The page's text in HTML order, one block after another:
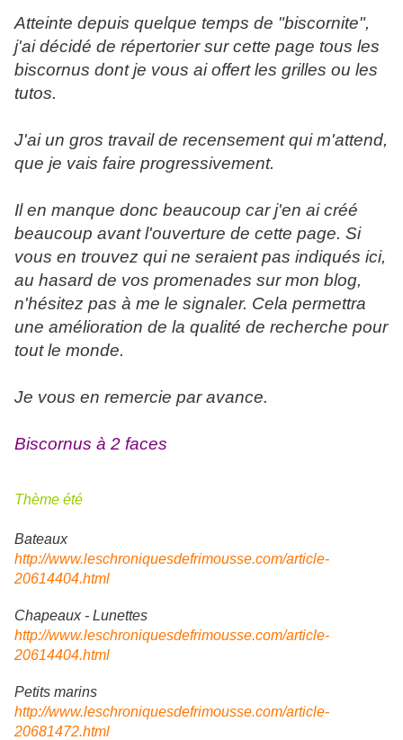
Atteinte depuis quelque temps de "biscornite",
j'ai décidé de répertorier sur cette page tous les
biscornus dont je vous ai offert les grilles ou les
tutos.
J'ai un gros travail de recensement qui m'attend,
que je vais faire progressivement.
Il en manque donc beaucoup car j'en ai créé
beaucoup avant l'ouverture de cette page. Si
vous en trouvez qui ne seraient pas indiqués ici,
au hasard de vos promenades sur mon blog,
n'hésitez pas à me le signaler. Cela permettra
une amélioration de la qualité de recherche pour
tout le monde.
Je vous en remercie par avance.
Biscornus à 2 faces
Thème été
Bateaux
http://www.leschroniquesdefrimousse.com/article-
20614404.html
Chapeaux - Lunettes
http://www.leschroniquesdefrimousse.com/article-
20614404.html
Petits marins
http://www.leschroniquesdefrimousse.com/article-
20681472.html